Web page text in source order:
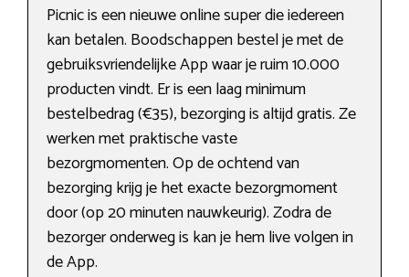
Picnic is een nieuwe online super die iedereen
kan betalen. Boodschappen bestel je met de
gebruiksvriendelijke App waar je ruim 10.000
producten vindt. Er is een laag minimum
bestelbedrag (€35), bezorging is altijd gratis. Ze
werken met praktische vaste
bezorgmomenten. Op de ochtend van
bezorging krijg je het exacte bezorgmoment
door (op 20 minuten nauwkeurig). Zodra de
bezorger onderweg is kan je hem live volgen in
de App.